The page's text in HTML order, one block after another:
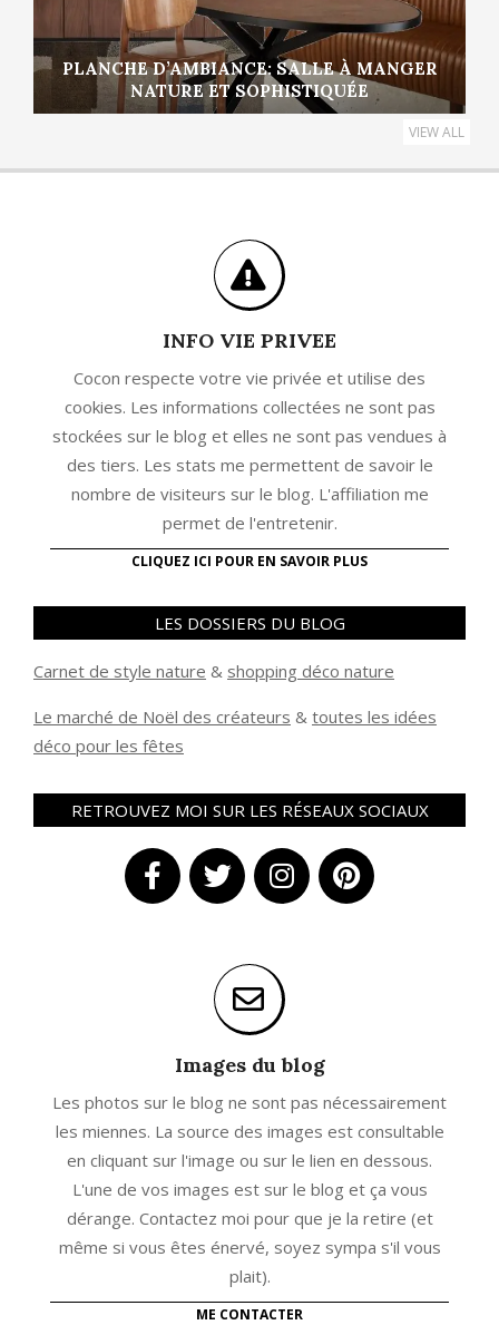
PLANCHE D’AMBIANCE: SALLE À MANGER
NATURE ET SOPHISTIQUÉE
VIEW ALL
INFO VIE PRIVEE
Cocon respecte votre vie privée et utilise des
cookies. Les informations collectées ne sont pas
stockées sur le blog et elles ne sont pas vendues à
des tiers. Les stats me permettent de savoir le
nombre de visiteurs sur le blog. L'affiliation me
permet de l'entretenir.
CLIQUEZ ICI POUR EN SAVOIR PLUS
LES DOSSIERS DU BLOG
Carnet de style nature & shopping déco nature
Le marché de Noël des créateurs & toutes les idées
déco pour les fêtes
RETROUVEZ MOI SUR LES RÉSEAUX SOCIAUX
Images du blog
Les photos sur le blog ne sont pas nécessairement
les miennes. La source des images est consultable
en cliquant sur l'image ou sur le lien en dessous.
L'une de vos images est sur le blog et ça vous
dérange. Contactez moi pour que je la retire (et
même si vous êtes énervé, soyez sympa s'il vous
plait).
ME CONTACTER